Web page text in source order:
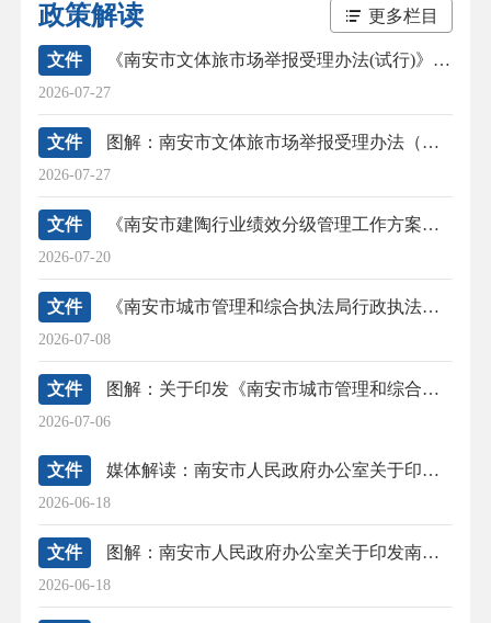
政策解读 更多栏目
文件
2026-07-27
《南安市文体旅市场举报受理办法(试行)》 的政策解读
文件
2026-07-27
图解：南安市文体旅市场举报受理办法（试行）
文件
2026-07-20
《南安市建陶行业绩效分级管理工作方案（修订）》政策解读
文件
2026-07-08
《南安市城市管理和综合执法局行政执法案件集体讨论制度》政策解读
文件
2026-07-06
图解：关于印发《南安市城市管理和综合执法局行政执法案件集体讨论制度》的通知
文件
2026-06-18
媒体解读：南安市人民政府办公室关于印发南安市“好孕”服务工作实施方案（试行）的通知
文件
2026-06-18
图解：南安市人民政府办公室关于印发南安市“好孕”服务工作实施方案（试行）的通知